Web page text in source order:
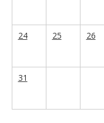
24 25 26
31